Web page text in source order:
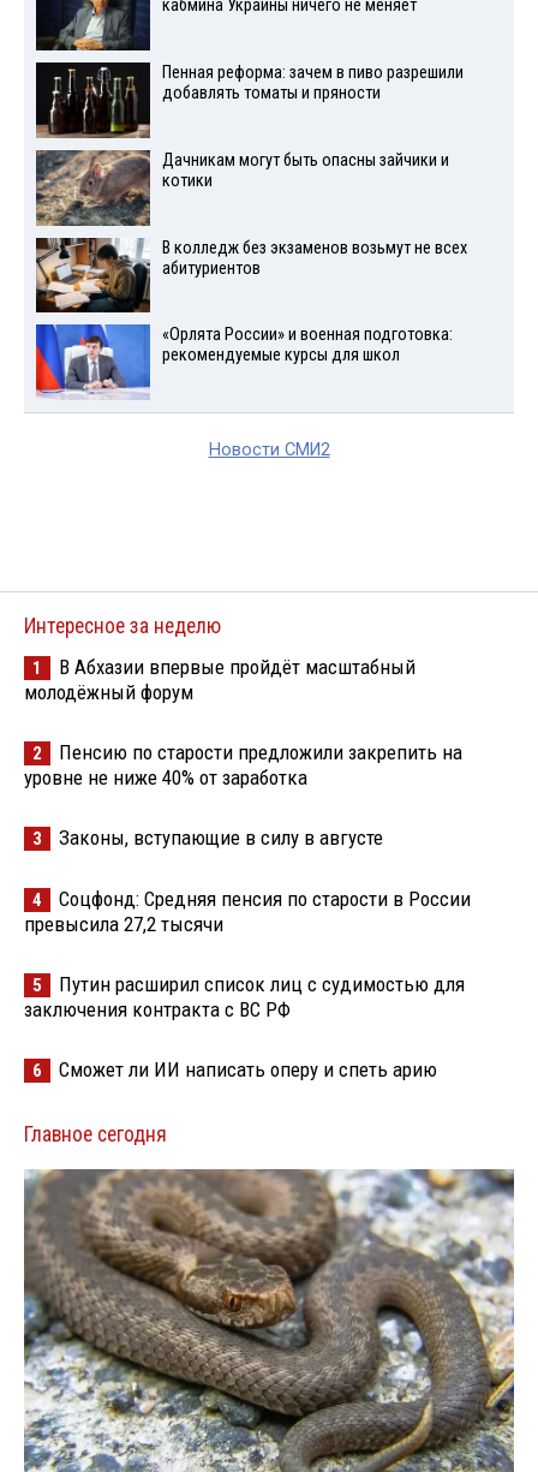
кабмина Украины ничего не меняет
Пенная реформа: зачем в пиво разрешили
добавлять томаты и пряности
Дачникам могут быть опасны зайчики и
котики
В колледж без экзаменов возьмут не всех
абитуриентов
«Орлята России» и военная подготовка:
рекомендуемые курсы для школ
Новости СМИ2
Интересное за неделю
1
В Абхазии впервые пройдёт масштабный
молодёжный форум
2
Пенсию по старости предложили закрепить на
уровне не ниже 40% от заработка
3 Законы, вступающие в силу в августе
4
Соцфонд: Средняя пенсия по старости в России
превысила 27,2 тысячи
5
Путин расширил список лиц с судимостью для
заключения контракта с ВС РФ
6 Сможет ли ИИ написать оперу и спеть арию
Главное сегодня